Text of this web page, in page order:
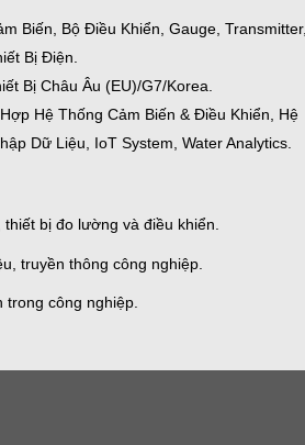
Biến, Bộ Điều Khiển, Gauge, Transmitter,
Bị Điện.
Bị Châu Âu (EU)/G7/Korea.
Hệ Thống Cảm Biến & Điều Khiển, Hệ
Dữ Liệu, IoT System, Water Analytics.
bị đo lường và điều khiển.
truyền thông công nghiệp.
trong công nghiệp.